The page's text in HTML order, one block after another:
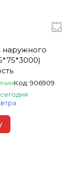
наружного
Код: 906909